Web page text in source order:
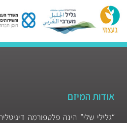
אודות המיזם
“גלילי שלי” הינה פלטפורמה